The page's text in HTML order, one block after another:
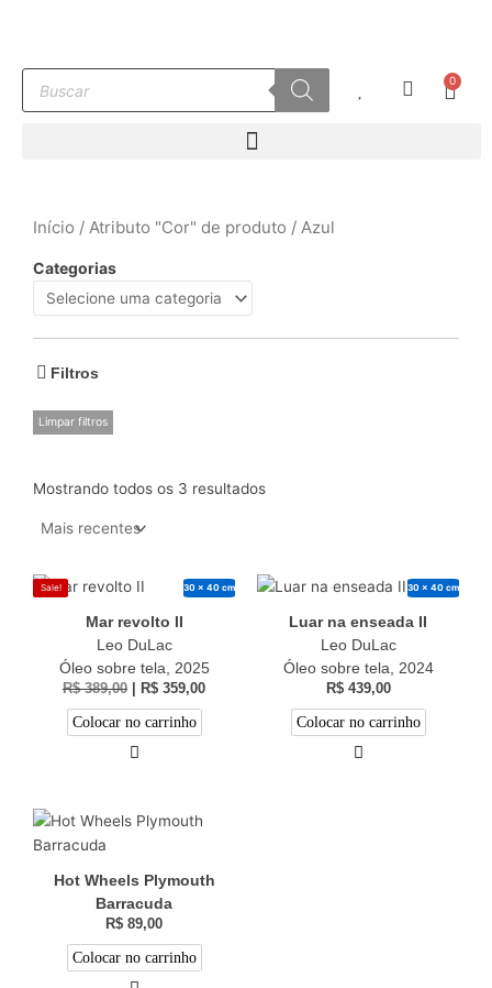
conteúdo
Pesquisar
produtos
0
Início / Atributo "Cor" de produto / Azul
Categorias
Filtros
Limpar filtros
Mostrando todos os 3 resultados
Sale! 30 x 40 cm
Mar revolto II
Leo DuLac
Óleo sobre tela, 2025
R$389,00 R$ 359,00
Colocar no carrinho
30 x 40 cm
Luar na enseada II
Leo DuLac
Óleo sobre tela, 2024
R$439,00
Colocar no carrinho
Hot Wheels Plymouth
Barracuda
R$ 89,00
Colocar no carrinho